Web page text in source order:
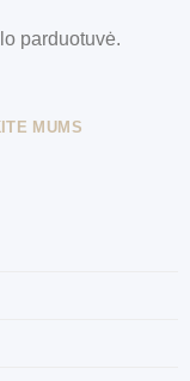
parduotuvė.
MUMS